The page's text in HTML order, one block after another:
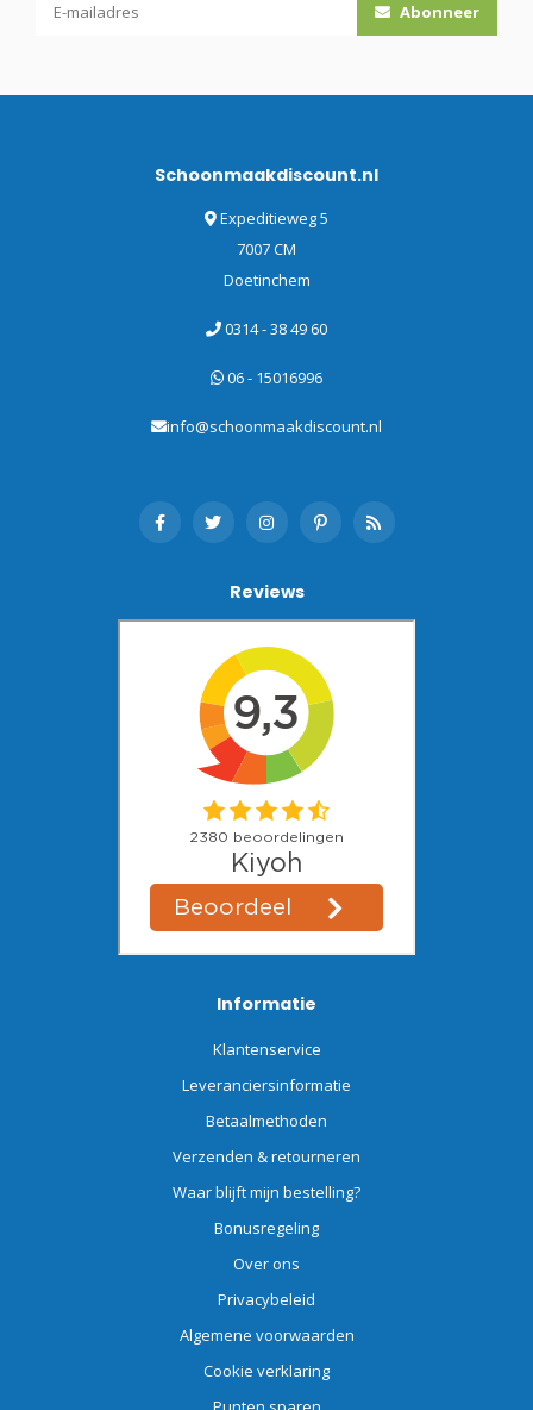
Abonneer
Schoonmaakdiscount.nl
Expeditieweg 5
7007 CM
Doetinchem
0314 - 38 49 60
06 - 15016996
info@schoonmaakdiscount.nl
Reviews
Informatie
Klantenservice
Leveranciersinformatie
Betaalmethoden
Verzenden & retourneren
Waar blijft mijn bestelling?
Bonusregeling
Over ons
Privacybeleid
Algemene voorwaarden
Cookie verklaring